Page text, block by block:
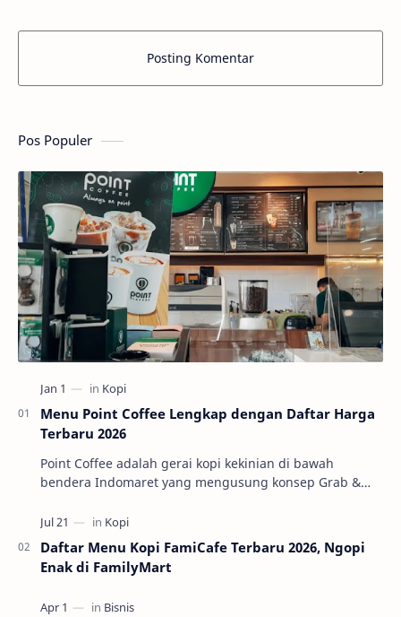
Posting Komentar
Pos Populer
Menu Point Coffee Lengkap dengan Daftar Harga
Terbaru 2026
Point Coffee adalah gerai kopi kekinian di bawah
bendera Indomaret yang mengusung konsep Grab &
Daftar Menu Kopi FamiCafe Terbaru 2026, Ngopi
Enak di FamilyMart